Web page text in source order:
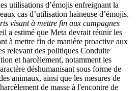
utilisations d’émojis enfreignant la
cas d’utilisation haineuse d’émojis.
visant à mettre fin aux campagnes
a estimé que Meta devrait réunir les
à mettre fin de manière proactive aux
relevant des politiques Conduite
et harcèlement, notamment les
déshumanisant sous forme de
animaux, ainsi que les mesures de
de masse à l'encontre de